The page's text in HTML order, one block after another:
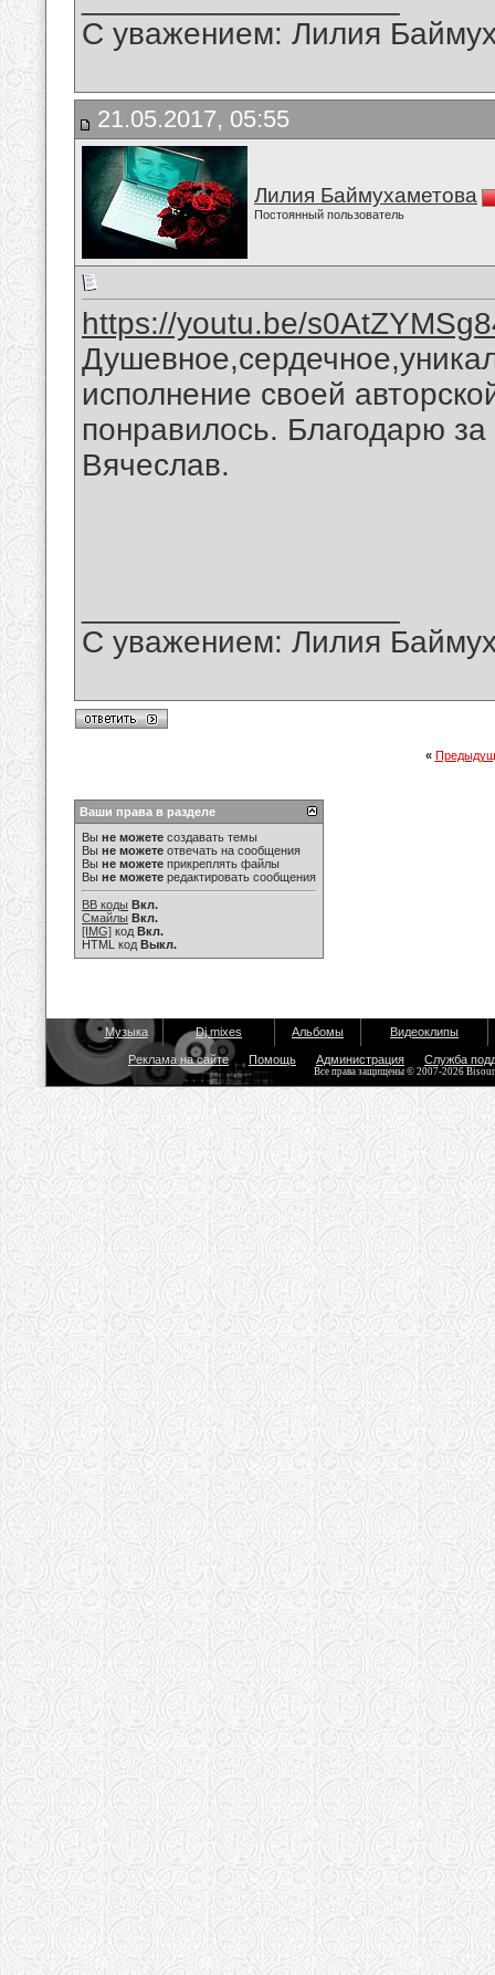
С уважением: Лилия
21.05.2017, 05:55
Лилия Баймухаметова
Постоянный пользователь
https://youtu.be/
исполнение своей
понравилось. Благодарю
Вячеслав.
С уважением: Лилия
«
Ваши права в разделе
Вы не можете создавать темы
Вы не можете отвечать на сообщения
Вы не можете прикреплять файлы
Вы не можете редактировать сообщения
BB коды Вкл.
Смайлы Вкл.
[IMG] код Вкл.
HTML код Выкл.
Музыка Dj mixes Альбомы Видеоклипы
Реклама на сайте Помощь Администрация Служба
Все права защищены © 2007-2026